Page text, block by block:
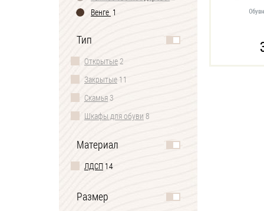
Венге 1
Тип
Открытые2
Закрытые 11
Скамья3
Шкафы для обуви 8
Материал
ЛДСП 14
Размер